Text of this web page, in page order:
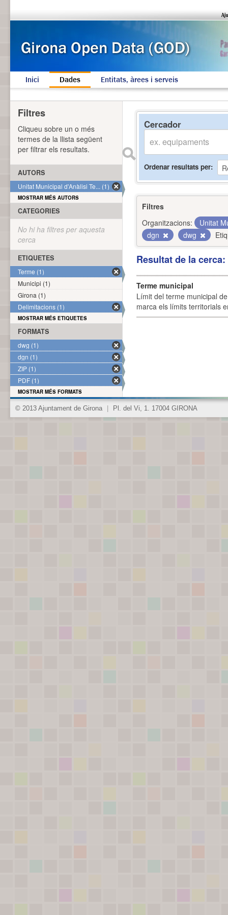
Inici Dades Entitats, àrees i serveis
Cercador
Ordenar resultats per
Filtres
Organitzacions:
Unitat
dgn
dwg
Resultat de la
Terme municipal
Límit del terme municipal
marca els límits territorials
Filtres
Cliqueu sobre un o més
termes de la llista següent
per filtrar els resultats.
AUTORS
Unitat Municipal d'Anàlisi Te... (1)
MOSTRAR MÉS AUTORS
CATEGORIES
No hi ha filtres per aquesta
cerca
ETIQUETES
Terme (1)
Municipi (1)
Girona (1)
Delimitacions (1)
MOSTRAR MÉS ETIQUETES
FORMATS
dwg (1)
dgn (1)
ZIP (1)
PDF (1)
MOSTRAR MÉS FORMATS
© 2013 Ajuntament de Girona Pl. del Vi, 1. 17004 GIRONA